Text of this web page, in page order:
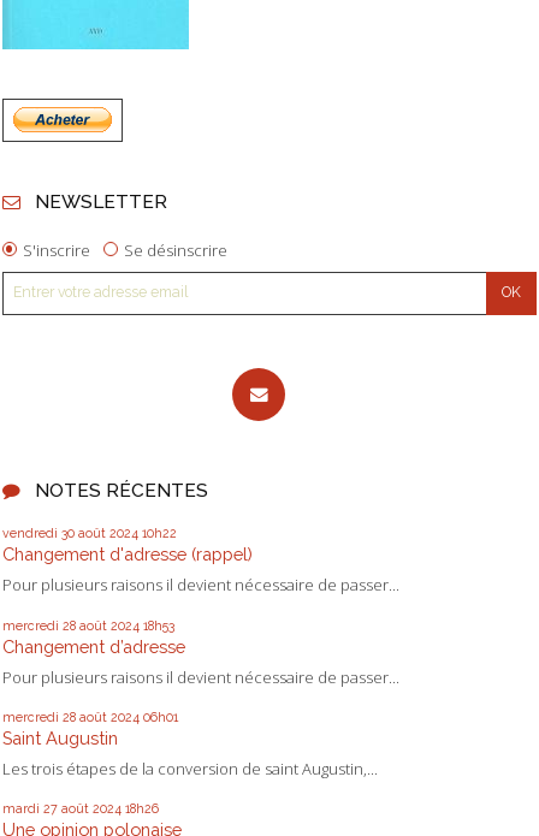
NEWSLETTER
S'inscrire Se désinscrire
NOTES RÉCENTES
vendredi 30 août 2024 10h22
Changement d'adresse (rappel)
Pour plusieurs raisons il devient nécessaire de passer...
mercredi 28 août 2024 18h53
Changement d’adresse
Pour plusieurs raisons il devient nécessaire de passer...
mercredi 28 août 2024 06h01
Saint Augustin
Les trois étapes de la conversion de saint Augustin,...
mardi 27 août 2024 18h26
Une opinion polonaise